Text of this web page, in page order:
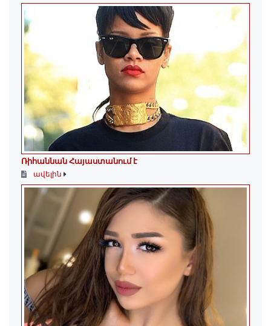
Ռիհաննան Հայաստանում է
ավելին